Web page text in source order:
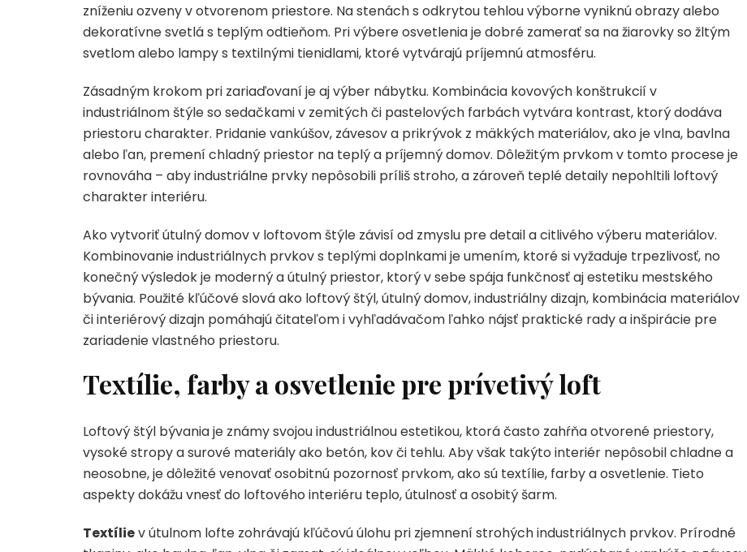
zníženiu ozveny v otvorenom priestore. Na stenách s odkrytou tehlou výborne vyniknú obrazy alebo
dekoratívne svetlá s teplým odtieňom. Pri výbere osvetlenia je dobré zamerať sa na žiarovky so žltým
svetlom alebo lampy s textilnými tienidlami, ktoré vytvárajú príjemnú atmosféru.
Zásadným krokom pri zariaďovaní je aj výber nábytku. Kombinácia kovových konštrukcií v
industriálnom štýle so sedačkami v zemitých či pastelových farbách vytvára kontrast, ktorý dodáva
priestoru charakter. Pridanie vankúšov, závesov a prikrývok z mäkkých materiálov, ako je vlna, bavlna
alebo ľan, premení chladný priestor na teplý a príjemný domov. Dôležitým prvkom v tomto procese je
rovnováha – aby industriálne prvky nepôsobili príliš stroho, a zároveň teplé detaily nepohltili loftový
charakter interiéru.
Ako vytvoriť útulný domov v loftovom štýle závisí od zmyslu pre detail a citlivého výberu materiálov.
Kombinovanie industriálnych prvkov s teplými doplnkami je umením, ktoré si vyžaduje trpezlivosť, no
konečný výsledok je moderný a útulný priestor, ktorý v sebe spája funkčnosť aj estetiku mestského
bývania. Použité kľúčové slová ako loftový štýl, útulný domov, industriálny dizajn, kombinácia materiálov
či interiérový dizajn pomáhajú čitateľom i vyhľadávačom ľahko nájsť praktické rady a inšpirácie pre
zariadenie vlastného priestoru.
Textílie, farby a osvetlenie pre prívetivý loft
Loftový štýl bývania je známy svojou industriálnou estetikou, ktorá často zahŕňa otvorené priestory,
vysoké stropy a surové materiály ako betón, kov či tehlu. Aby však takýto interiér nepôsobil chladne a
neosobne, je dôležité venovať osobitnú pozornosť prvkom, ako sú textílie, farby a osvetlenie. Tieto
aspekty dokážu vnesť do loftového interiéru teplo, útulnosť a osobitý šarm.
Textíliev útulnom lofte zohrávajú kľúčovú úlohu pri zjemnení strohých industriálnych prvkov. Prírodné